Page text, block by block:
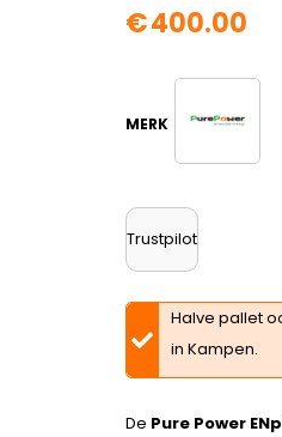
€400.00
Trustpilot
Halve pallet
in Kampen.
De Pure Power